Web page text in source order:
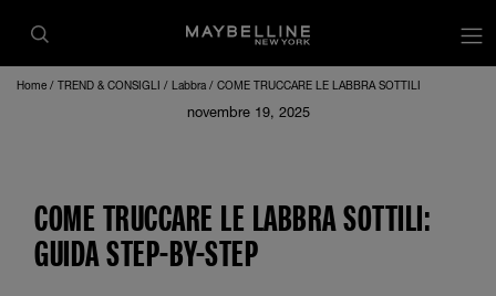
Home TREND & CONSIGLI Labbra COME TRUCCARE LE LABBRA SOTTILI
novembre 19, 2025
COME TRUCCARE LE LABBRA SOTTILI:
GUIDA STEP-BY-STEP